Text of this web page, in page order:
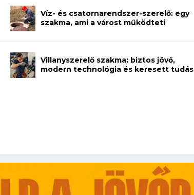
szakmát!
néhány sor program dönti
telefon nélkül?
Víz- és csatornarendszer-szerelő: egy
szakma, ami a várost működteti
Villanyszerelő szakma: biztos jövő,
modern technológia és keresett tudás